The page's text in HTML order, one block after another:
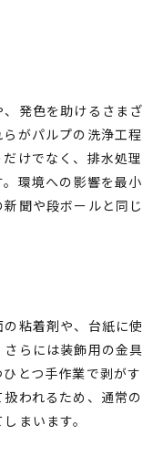
発色を助けるさまざ
がパルプの洗浄工程
けでなく、排水処理
環境への影響を最小
聞や段ボールと同じ
粘着剤や、台紙に使
らには装飾用の金具
とつ手作業で剥がす
われるため、通常の
まいます。